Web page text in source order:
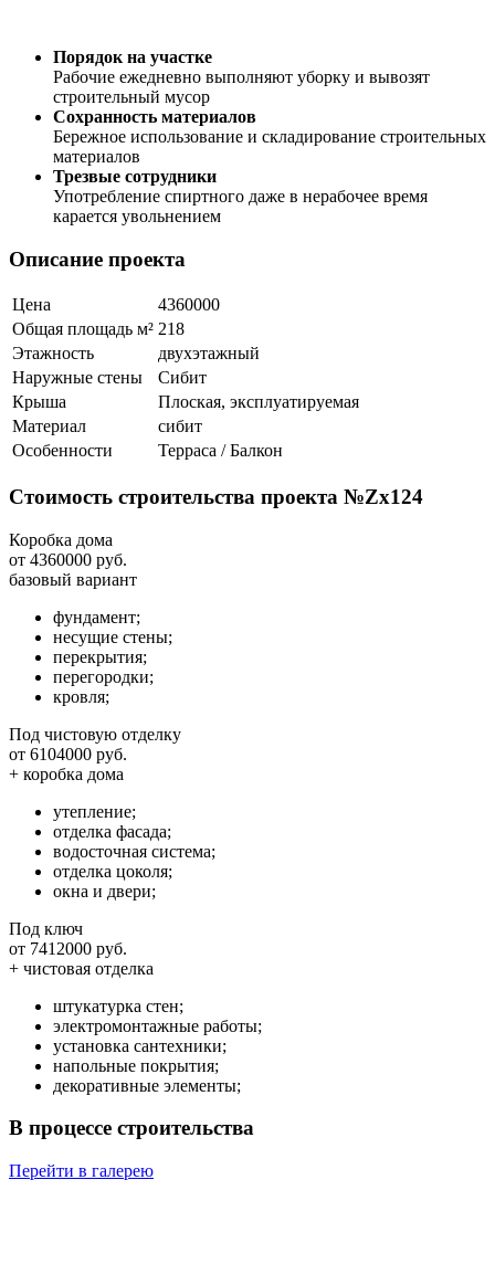
Порядок на участке
Рабочие ежедневно выполняют уборку и вывозят
строительный мусор
Сохранность материалов
Бережное использование и складирование строительных
материалов
Трезвые сотрудники
Употребление спиртного даже в нерабочее время
карается увольнением
Описание проекта
Цена
4360000
Общая площадь м² 218
Этажность
двухэтажный
Наружные стены
Сибит
Крыша
Плоская, эксплуатируемая
Материал
сибит
Особенности
Терраса / Балкон
Стоимость строительства проекта №Zx124
Коробка дома
от 4360000 руб.
базовый вариант
фундамент;
несущие стены;
перекрытия;
перегородки;
кровля;
Под чистовую отделку
от 6104000 руб.
+ коробка дома
утепление;
отделка фасада;
водосточная система;
отделка цоколя;
окна и двери;
Под ключ
от 7412000 руб.
+ чистовая отделка
штукатурка стен;
электромонтажные работы;
установка сантехники;
напольные покрытия;
декоративные элементы;
В процессе строительства
Перейти в галерею